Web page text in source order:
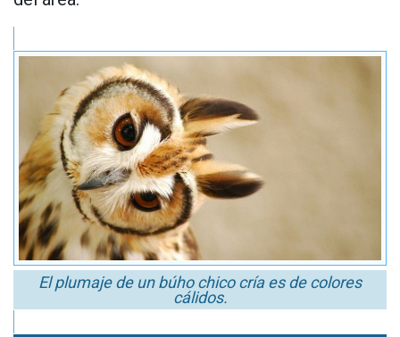
El plumaje de un búho chico cría es de colores
cálidos.